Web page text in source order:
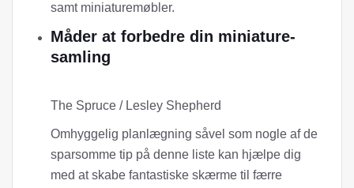
samt miniaturemøbler.
Måder at forbedre din miniature-
samling
The Spruce / Lesley Shepherd
Omhyggelig planlægning såvel som nogle af de
sparsomme tip på denne liste kan hjælpe dig
med at skabe fantastiske skærme til færre